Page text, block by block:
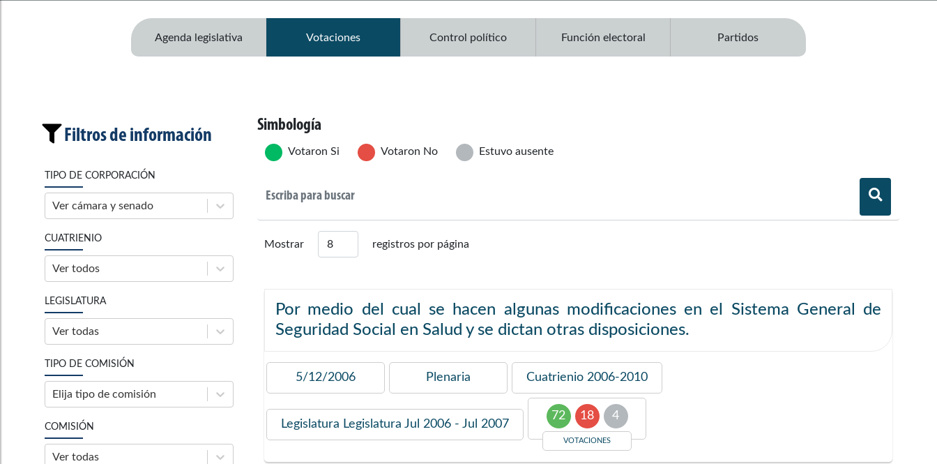
Agenda legislativa Votaciones Control político Función electoral Partidos
Filtros de información
TIPO DE CORPORACIÓN
Ver cámara y senado
CUATRIENIO
Ver todos
LEGISLATURA
Ver todas
TIPO DE COMISIÓN
Elija tipo de comisión
COMISIÓN
Ver todas
Simbología
Votaron Si Votaron No Estuvo ausente
Mostrar registros por página
Por medio del cual se hacen algunas modificaciones en el Sistema General de
Seguridad Social en Salud y se dictan otras disposiciones.
5/12/2006 Plenaria Cuatrienio 2006-2010
Legislatura Legislatura Jul 2006 - Jul 2007
72 18 4
VOTACIONES